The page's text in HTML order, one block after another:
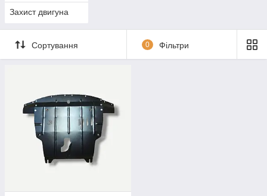
Захист двигуна
Сортування 0 Фільтри